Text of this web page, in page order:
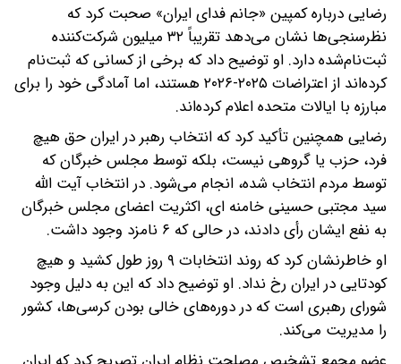
رضایی درباره کمپین «جانم فدای ایران» صحبت کرد که
نظرسنجی‌ها نشان می‌دهد تقریباً ۳۲ میلیون شرکت‌کننده
ثبت‌نام‌شده دارد. او توضیح داد که برخی از کسانی که ثبت‌نام
کرده‌اند از اعتراضات ۲۰۲۵-۲۰۲۶ هستند، اما آمادگی خود را برای
مبارزه با ایالات متحده اعلام کرده‌اند.
رضایی همچنین تأکید کرد که انتخاب رهبر در ایران حق هیچ
فرد، حزب یا گروهی نیست، بلکه توسط مجلس خبرگان که
توسط مردم انتخاب شده، انجام می‌شود. در انتخاب آیت الله
سید مجتبی حسینی خامنه ای، اکثریت اعضای مجلس خبرگان
به نفع ایشان رأی دادند، در حالی که ۶ نامزد وجود داشت.
او خاطرنشان کرد که روند انتخابات ۹ روز طول کشید و هیچ
کودتایی در ایران رخ نداد. او توضیح داد که این به دلیل وجود
شورای رهبری است که در دوره‌های خالی بودن کرسی‌ها، کشور
را مدیریت می‌کند.